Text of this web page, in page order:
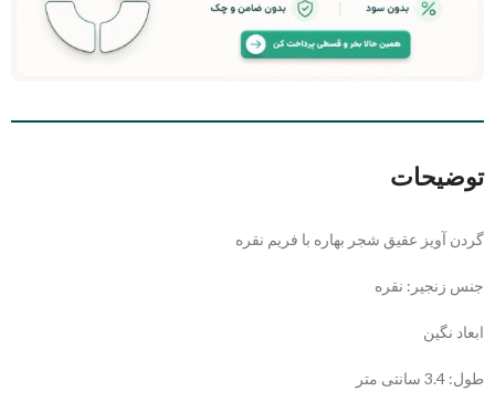
توضیحات
گردن آویز عقیق شجر بهاره با فریم نقره
جنس زنجیر: نقره
ابعاد نگین
طول: 3.4 سانتی متر